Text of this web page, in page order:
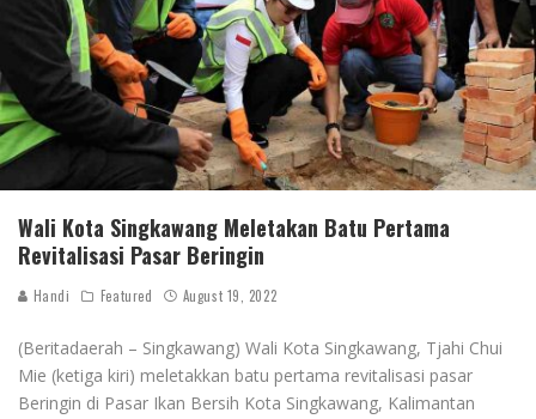
Wali Kota Singkawang Meletakan Batu Pertama
Revitalisasi Pasar Beringin
Handi Featured August 19, 2022
(Beritadaerah – Singkawang) Wali Kota Singkawang, Tjahi Chui
Mie (ketiga kiri) meletakkan batu pertama revitalisasi pasar
Beringin di Pasar Ikan Bersih Kota Singkawang, Kalimantan